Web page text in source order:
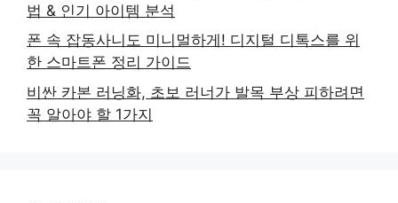
법 & 인기 아이템 분석
폰 속 잡동사니도 미니멀하게! 디지털 디톡스를 위
한 스마트폰 정리 가이드
비싼 카본 러닝화, 초보 러너가 발목 부상 피하려면
꼭 알아야 할 1가지